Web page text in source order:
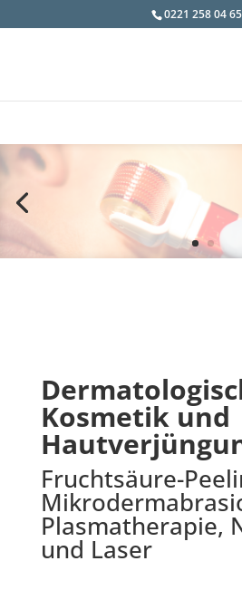
0221 258 04 65
Kosmetik und
Fruchtsäure-
Plasmatherapie,
und Laser